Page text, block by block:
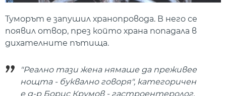
Туморът е запушил хранопровода. В него се
появил отвор, през който храна попадала в
дихателните пътища.
"Реално тази жена нямаше да преживее
нощта - буквално говоря", категоричен
е д-р Борис Крумов - гастроентеролог.